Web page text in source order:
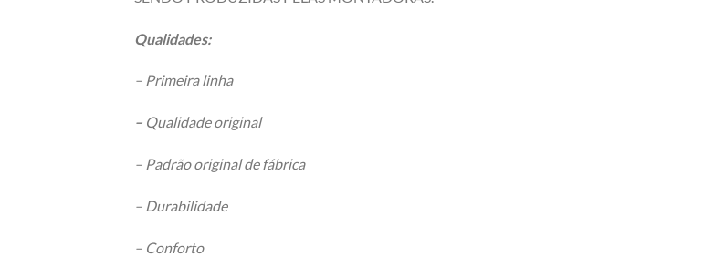
Qualidades:
– Primeira linha
– Qualidade original
– Padrão original de fábrica
– Durabilidade
– Conforto